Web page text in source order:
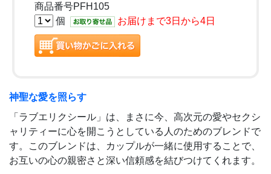
商品番号PFH105
個
お届けまで3日から4日
神聖な愛を照らす
「ラブエリクシール」は、まさに今、高次元の愛やセクシ
ャリティーに心を開こうとしている人のためのブレンドで
す。このブレンドは、カップルが一緒に使用することで、
お互いの心の親密さと深い信頼感を結びつけてくれます。